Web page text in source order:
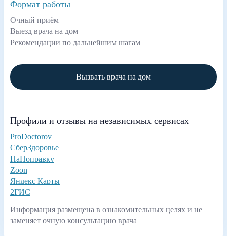
Формат работы
Очный приём
Выезд врача на дом
Рекомендации по дальнейшим шагам
Вызвать врача на дом
Профили и отзывы на независимых сервисах
ProDoctorov
СберЗдоровье
НаПоправку
Zoon
Яндекс Карты
2ГИС
Информация размещена в ознакомительных целях и не
заменяет очную консультацию врача